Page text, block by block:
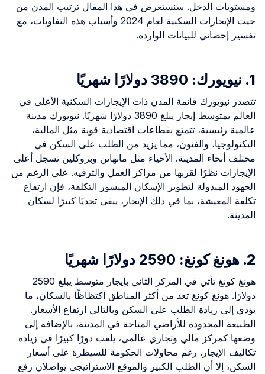
ومستويات الدخل. سنستعرض في هذا المقال ترتيب المدن من
حيث الإيجارات السكنية لعام 2024 وأسباب هذه التفاوتات، مع
تفسير إحصائي للبيانات الواردة.
1. نيويورك: 3890 دولارًا شهريًا
تتصدر نيويورك قائمة المدن ذات الإيجارات السكنية الأعلى في
العالم بمتوسط إيجار يبلغ 3890 دولارًا شهريًا. نيويورك مدينة
عالمية رئيسية، تتمتع بقطاعات اقتصادية قوية مثل المالية،
التكنولوجيا، والفنون، مما يزيد من الطلب على السكن في
مختلف أنحاء المدينة. الأحياء مثل مانهاتن وبروكلين تسجل أعلى
الإيجارات نظرًا لقربها من مراكز العمل والترفيه. على الرغم من
الجهود المبذولة لتطوير الإسكان الميسور التكلفة، فإن ارتفاع
تكلفة المعيشة، بما في ذلك الإيجار، يبقى تحديًا كبيرًا لسكان
المدينة.
2. هونغ كونغ: 2590 دولارًا شهريًا
هونغ كونغ تأتي في المركز الثاني بإيجار متوسط يبلغ 2590
دولارًا. هونغ كونغ تعد من أكثر المناطق اكتظاظًا بالسكان، ما
يؤدي إلى زيادة الطلب على السكن وبالتالي ارتفاع الأسعار.
الطبيعة المحدودة للأراضي المتاحة في المدينة، بالإضافة إلى
وضعها كمركز مالي وتجاري عالمي، يلعب دورًا كبيرًا في زيادة
تكاليف الإيجار. رغم محاولات الحكومة للسيطرة على أسعار
السكن، إلا أن الطلب الكبير والموقع الاستراتيجي يواصلان رفع